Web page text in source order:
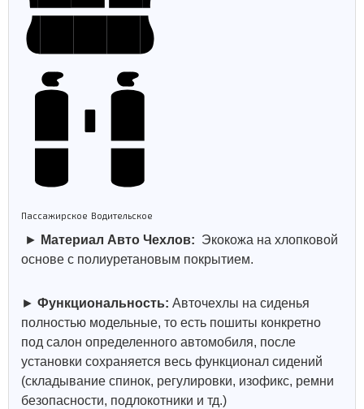
Пассажирское Водительское
► Материал Авто Чехлов: Экокожа на хлопковой
основе с полиуретановым покрытием.
► Функциональность: Авточехлы на сиденья
полностью модельные, то есть пошиты конкретно
под салон определенного автомобиля, после
установки сохраняется весь функционал сидений
(складывание спинок, регулировки, изофикс, ремни
безопасности, подлокотники и тд.)